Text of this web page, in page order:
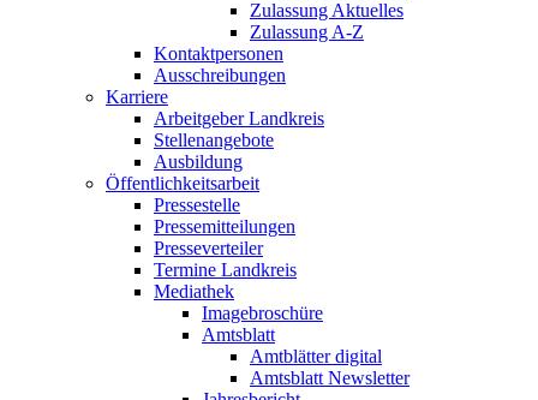
Zulassung Aktuelles
Zulassung A-Z
Kontaktpersonen
Ausschreibungen
Karriere
Arbeitgeber Landkreis
Stellenangebote
Ausbildung
Öffentlichkeitsarbeit
Pressestelle
Pressemitteilungen
Presseverteiler
Termine Landkreis
Mediathek
Imagebroschüre
Amtsblatt
Amtblätter digital
Amtsblatt Newsletter